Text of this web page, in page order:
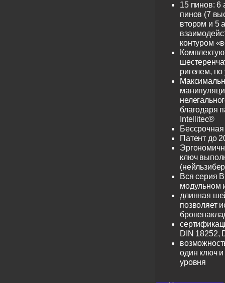
15 пинов: 6
пинов (7
втором и 5
контуром
ригелем,
благодаря
Intellitec®
Патент до
ключ
Вся серия
модульном
длинная
позволяет
DIN 18252,
один ключ и
уровня